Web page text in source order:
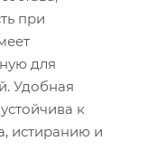
при
для
Удобная
к
истиранию и